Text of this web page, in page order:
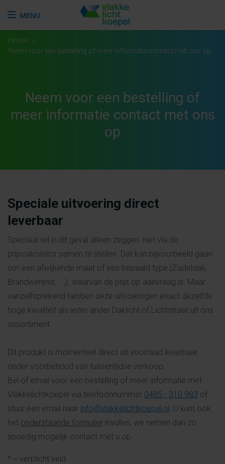
Home ›
Neem voor een bestelling of meer informatie contact met ons op
Neem voor een bestelling of
meer informatie contact met ons
op
Speciale uitvoering direct
leverbaar
Speciaal wil in dit geval alleen zeggen: niet via de
prijscalculator samen te stellen. Dat kan bijvoorbeeld gaan
om een afwijkende maat of een bepaald type (Zadeldak,
Brandwerend, ...,). waarvan de prijs op aanvraag is. Maar
vanzelfsprekend hebben deze uitvoeringen exact dezelfde
hoge kwaliteit als ieder ander Daklicht of Lichtstraat uit ons
assortiment.
Dit produkt is momenteel direct uit voorraad leverbaar
onder voorbehoud van tussentijdse verkoop.
Bel of email voor een bestelling of meer informatie met
Vlakkelichtkoepel via telefoonnummer 0485 - 310 983 of
stuur een email naar info@vlakkelichtkoepel.nl. U kunt ook
het onderstaande formulier invullen, we nemen dan zo
spoedig mogelijk contact met u op.
* = verplicht veld